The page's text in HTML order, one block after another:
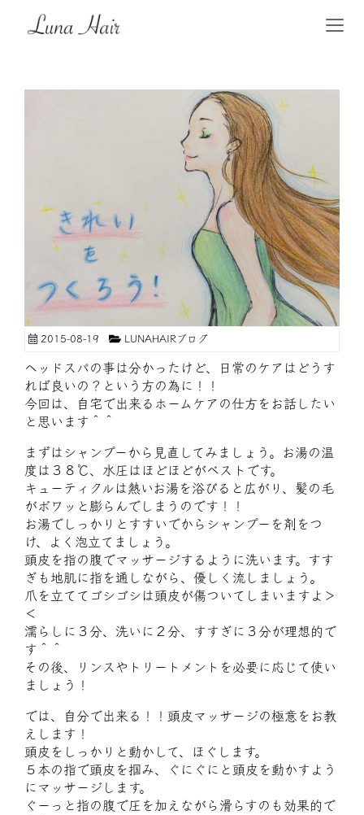
2015-08-19 LUNAHAIRブログ
ヘッドスパの事は分かったけど、日常のケアはどうす
れば良いの？という方の為に！！
今回は、自宅で出来るホームケアの仕方をお話したい
と思います＾＾
まずはシャンプーから見直してみましょう。お湯の温
度は３８℃、水圧はほどほどがベストです。
キューティクルは熱いお湯を浴びると広がり、髪の毛
がボワッと膨らんでしまうのです！！
お湯でしっかりとすすいでからシャンプーを剤をつ
け、よく泡立てましょう。
頭皮を指の腹でマッサージするように洗います。すす
ぎも地肌に指を通しながら、優しく流しましょう。
爪を立ててゴシゴシは頭皮が傷ついてしまいますよ＞
＜
濡らしに３分、洗いに２分、すすぎに３分が理想的で
す＾＾
その後、リンスやトリートメントを必要に応じて使い
ましょう！
では、自分で出来る！！頭皮マッサージの極意をお教
えします！
頭皮をしっかりと動かして、ほぐします。
５本の指で頭皮を掴み、ぐにぐにと頭皮を動かすよう
にマッサージします。
ぐーっと指の腹で圧を加えながら滑らすのも効果的で